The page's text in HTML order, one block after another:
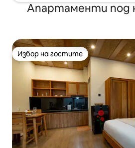
Апартаменти под
Избор на гостите
Избор на гостите